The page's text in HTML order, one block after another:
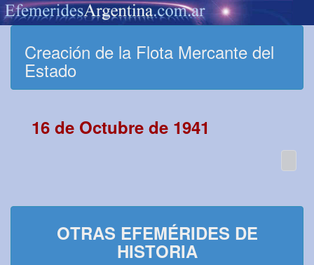
Creación de la Flota Mercante del
Estado
16 de Octubre de 1941
OTRAS EFEMÉRIDES DE
HISTORIA